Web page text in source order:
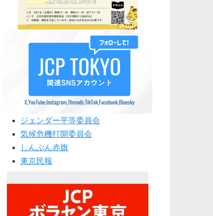
ジェンダー平等委員会
気候危機打開委員会
しんぶん赤旗
東京民報